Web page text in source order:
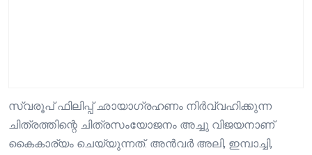
സ്വരൂപ് ഫിലിപ്പ് ഛായാഗ്രഹണം നിർവ്വഹിക്കുന്ന
ചിത്രത്തിന്റെ ചിത്രസംയോജനം അച്ചു വിജയനാണ്
കൈകാര്യം ചെയ്യുന്നത്. അൻവർ അലി, ഇമ്പാച്ചി,